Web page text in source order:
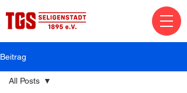
Beitrag
All Posts